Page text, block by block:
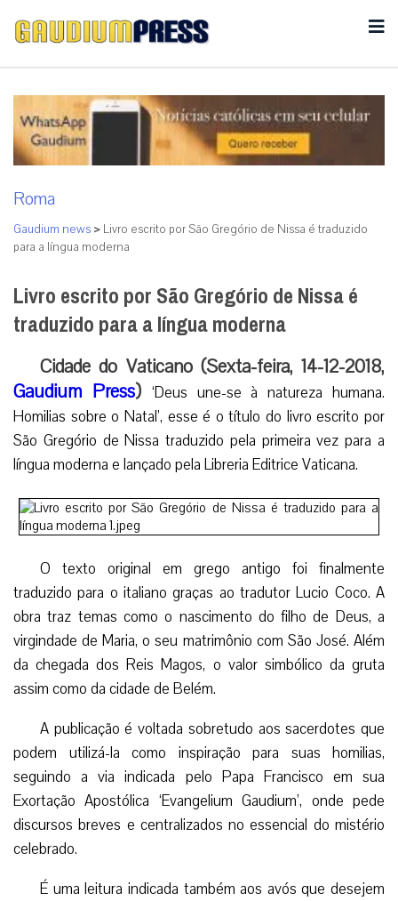
Roma
Gaudium news > Livro escrito por São Gregório de Nissa é traduzido
para a língua moderna
Livro escrito por São Gregório de Nissa é
traduzido para a língua moderna
Cidade do Vaticano (Sexta-feira, 14-12-2018,
Gaudium Press) ‘Deus une-se à natureza humana.
Homilias sobre o Natal’, esse é o título do livro escrito por
São Gregório de Nissa traduzido pela primeira vez para a
língua moderna e lançado pela Libreria Editrice Vaticana.
O texto original em grego antigo foi finalmente
traduzido para o italiano graças ao tradutor Lucio Coco. A
obra traz temas como o nascimento do filho de Deus, a
virgindade de Maria, o seu matrimônio com São José. Além
da chegada dos Reis Magos, o valor simbólico da gruta
assim como da cidade de Belém.
A publicação é voltada sobretudo aos sacerdotes que
podem utilizá-la como inspiração para suas homilias,
seguindo a via indicada pelo Papa Francisco em sua
Exortação Apostólica ‘Evangelium Gaudium’, onde pede
discursos breves e centralizados no essencial do mistério
celebrado.
É uma leitura indicada também aos avós que desejem